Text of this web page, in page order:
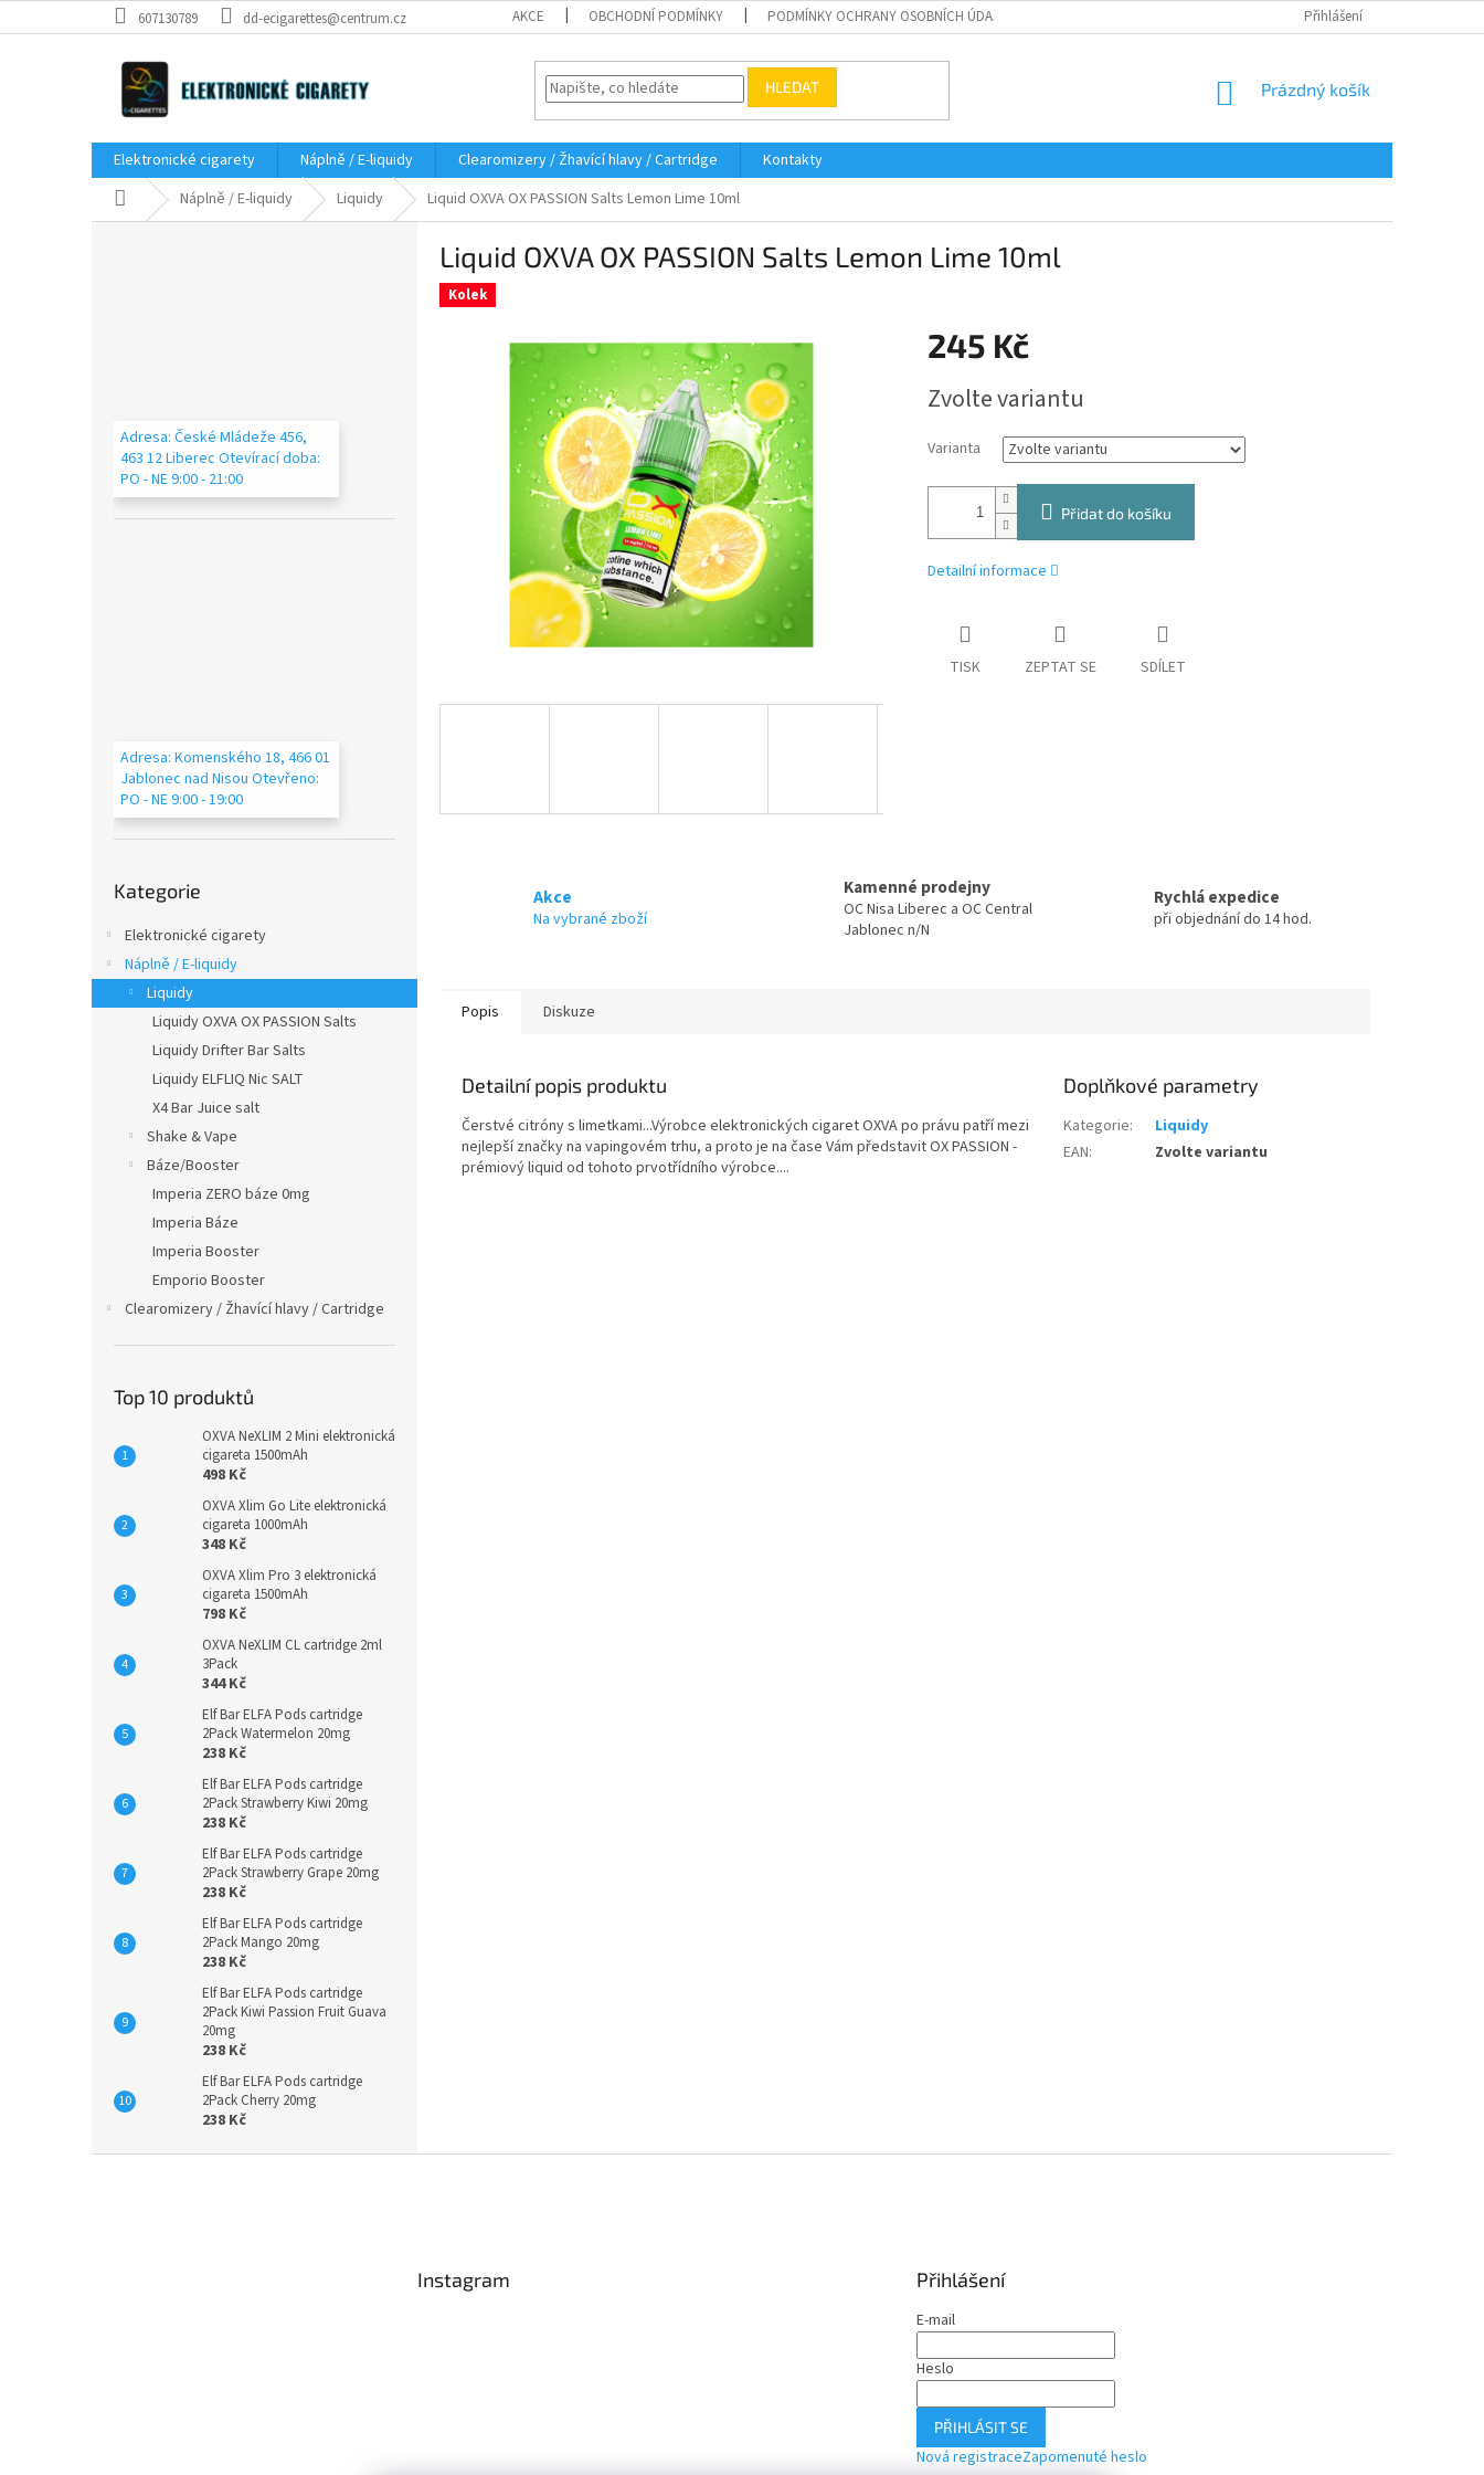
na
607130789 dd-ecigarettes@centrum.cz AKCE OBCHODNÍ PODMÍNKY PODMÍNKY OCHRANY OSOBNÍCH ÚDAJŮ Přihlášení
HLEDAT
NÁKUPNÍ
Prázdný košík
Elektronické cigarety Náplně / E-liquidy Clearomizery / Žhavící hlavy / Cartridge
Kontakty
Domů Náplně / E-liquidy Liquidy Liquid OXVA OX PASSION Salts Lemon Lime 10ml
Adresa: České Mládeže 456,
463 12 Liberec Otevírací doba:
PO - NE 9:00 - 21:00
Adresa: Komenského 18, 466 01
Jablonec nad Nisou Otevřeno:
PO - NE 9:00 - 19:00
kategorie
Kategorie
Elektronické cigarety
Náplně / E-liquidy
Liquidy
Liquidy OXVA OX PASSION Salts
Liquidy Drifter Bar Salts
Liquidy ELFLIQ Nic SALT
X4 Bar Juice salt
Shake & Vape
Báze/Booster
Imperia ZERO báze 0mg
Imperia Báze
Imperia Booster
Emporio Booster
Clearomizery / Žhavící hlavy / Cartridge
Top 10 produktů
OXVA NeXLIM 2 Mini elektronická
cigareta 1500mAh
498 Kč
OXVA Xlim Go Lite elektronická
cigareta 1000mAh
348 Kč
OXVA Xlim Pro 3 elektronická
cigareta 1500mAh
798 Kč
OXVA NeXLIM CL cartridge 2ml
3Pack
344 Kč
Elf Bar ELFA Pods cartridge
2Pack Watermelon 20mg
238 Kč
Elf Bar ELFA Pods cartridge
2Pack Strawberry Kiwi 20mg
238 Kč
Elf Bar ELFA Pods cartridge
2Pack Strawberry Grape 20mg
238 Kč
Elf Bar ELFA Pods cartridge
2Pack Mango 20mg
238 Kč
Elf Bar ELFA Pods cartridge
2Pack Kiwi Passion Fruit Guava
20mg
238 Kč
Elf Bar ELFA Pods cartridge
2Pack Cherry 20mg
238 Kč
Liquid OXVA OX PASSION Salts Lemon Lime 10ml
Kolek
245 Kč
cena:
Zvolte variantu
Varianta
Přidat do košíku
Detailní informace
TISK ZEPTAT SE SDÍLET
Akce
Na vybrané zboží
Kamenné prodejny
OC Nisa Liberec a OC Central
Jablonec n/N
Rychlá expedice
při objednání do 14 hod.
Popis Diskuze
Detailní popis produktu
Čerstvé citróny s limetkami...Výrobce elektronických cigaret OXVA po právu patří mezi
nejlepší značky na vapingovém trhu, a proto je na čase Vám představit OX PASSION -
prémiový liquid od tohoto prvotřídního výrobce....
Doplňkové parametry
Kategorie:
Liquidy
EAN: Zvolte variantu
Instagram Přihlášení
E-mail
Heslo
PŘIHLÁSIT SE
Nová registraceZapomenuté heslo